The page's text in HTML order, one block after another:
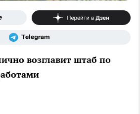
возглавит штаб по